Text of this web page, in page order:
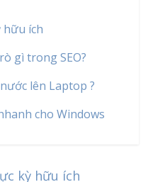
hữu ích
gì trong SEO?
lên Laptop ?
cho Windows
kỳ hữu ích